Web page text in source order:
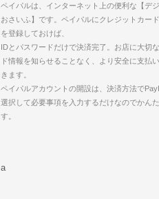
ペイパルは、インターネット上の便利な【デ
おさいふ】です。ペイパルにクレジットカー
を登録しておけば、
IDとパスワードだけで決済完了。お店に大切
ド情報を知らせることなく、より安全に支払
きます。
ペイパルアカウントの開設は、決済方法で
選択して必要事項を入力するだけなのでかん
す。
a